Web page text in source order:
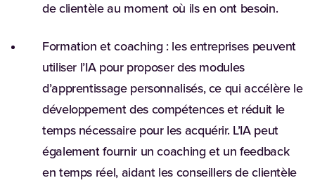
de clientèle au moment où ils en ont besoin.
Formation et coaching :les entreprises peuvent
utiliser l’IA pour proposer des modules
d’apprentissage personnalisés, ce qui accélère le
développement des compétences et réduit le
temps nécessaire pour les acquérir. L’IA peut
également fournir un coaching et un feedback
en temps réel, aidant les conseillers de clientèle